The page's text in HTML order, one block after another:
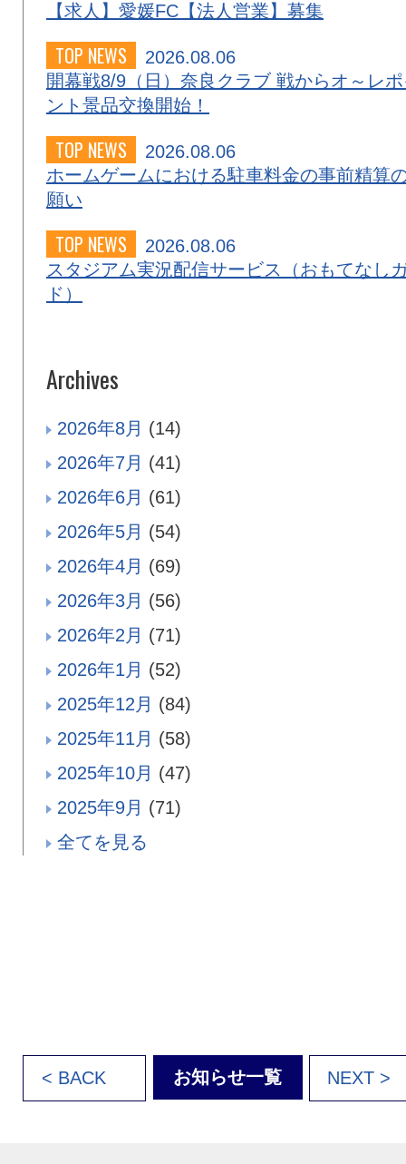
【求人】愛媛FC【法人営業】募集
TOP NEWS
2026.08.06
開幕戦8/9（日）奈良クラブ 戦からオ～レ
ント景品交換開始！
TOP NEWS
2026.08.06
ホームゲームにおける駐車料金の事前精算
願い
TOP NEWS
2026.08.06
スタジアム実況配信サービス（おもてなし
ド）
Archives
2026年8月 (14)
2026年7月 (41)
2026年6月 (61)
2026年5月 (54)
2026年4月 (69)
2026年3月 (56)
2026年2月 (71)
2026年1月 (52)
2025年12月 (84)
2025年11月 (58)
2025年10月 (47)
2025年9月 (71)
全てを見る
< BACK お知らせ一覧 NEXT >